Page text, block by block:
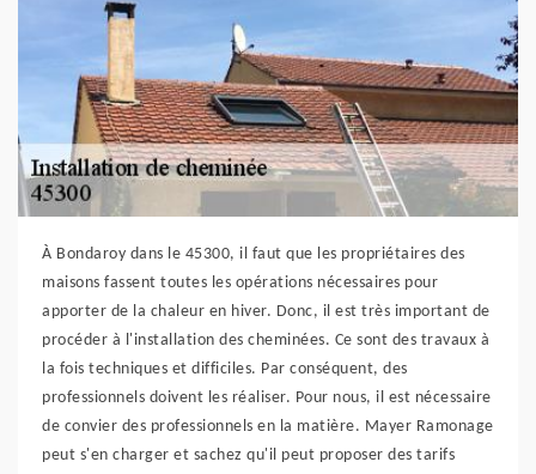
À Bondaroy dans le 45300, il faut que les propriétaires des
maisons fassent toutes les opérations nécessaires pour
apporter de la chaleur en hiver. Donc, il est très important de
procéder à l'installation des cheminées. Ce sont des travaux à
la fois techniques et difficiles. Par conséquent, des
professionnels doivent les réaliser. Pour nous, il est nécessaire
de convier des professionnels en la matière. Mayer Ramonage
peut s'en charger et sachez qu'il peut proposer des tarifs